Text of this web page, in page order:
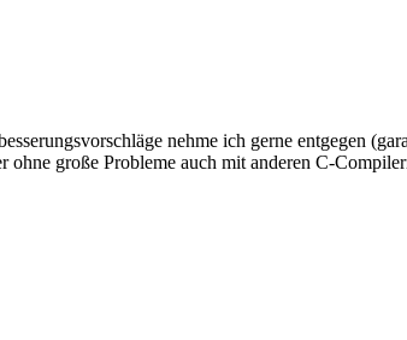
nehme ich gerne entgegen
große Probleme auch mit anderen C-